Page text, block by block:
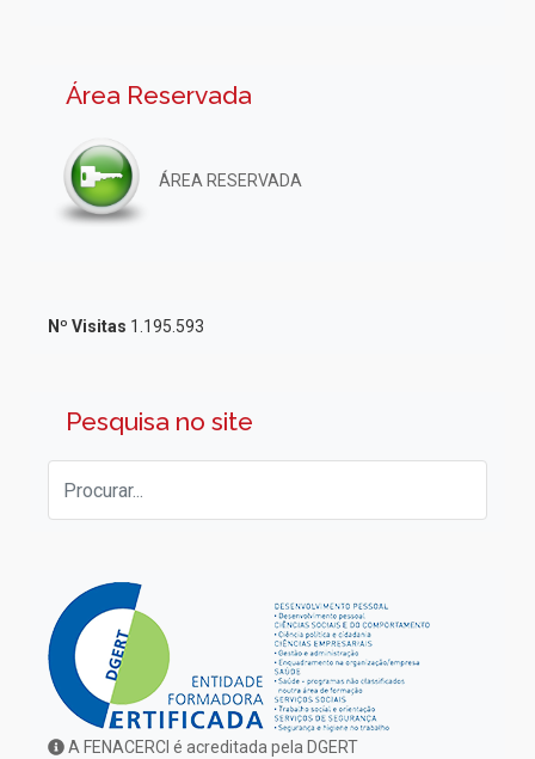
Área Reservada
ÁREA RESERVADA
Nº Visitas 1.195.593
Pesquisa no site
A FENACERCI é acreditada pela DGERT